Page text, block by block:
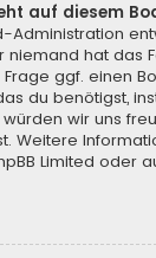
auf diesem
Administration
niemand hat das
ggf. einen
du benötigst,
wir uns
Weitere
Limited oder